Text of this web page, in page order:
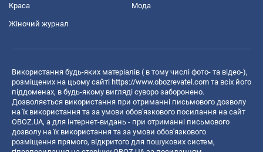
Краса Мода
Жіночий журнал
Використання будь-яких матеріалів ( в тому числі фото- та відео-),
розміщених на цьому сайті https://www.obozrevatel.com та всіх його
піддоменах, в будь-якому вигляді суворо заборонено.
Дозволяється використання при отриманні письмового дозволу
на їх використання та за умови обов'язкового посилання на сайт
OBOZ.UA, а для інтернет-видань - при отриманні письмового
дозволу на їх використання та за умови обов'язкового
розміщення прямого, відкритого для пошукових систем,